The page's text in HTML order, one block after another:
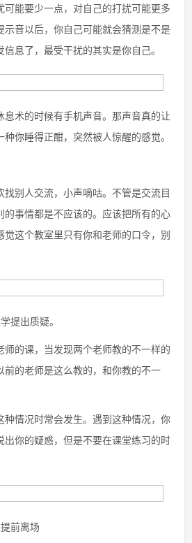
可能要少一点，对自己的打扰可能更多
示音以后，你自己可能就会猜测是不是
息了，最受干扰的其实是你自己。
术的时候有手机声音。那声音真的让
你睡得正酣，突然被人惊醒的感觉。
别人交流，小声嘀咕。不管是交流目
的事情都是不应该的。应该把所有的心
觉这个教室里只有你和老师的口令，别
提出质疑。
的课，当发现两个老师教的不一样的
前的老师是这么教的，和你教的不一
种情况时常会发生。遇到这种情况，你
出你的疑惑，但是不要在课堂练习的时
前离场